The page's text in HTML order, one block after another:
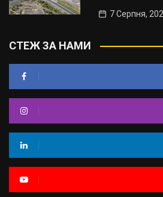
7 Серпня,
СТЕЖ ЗА НАМИ